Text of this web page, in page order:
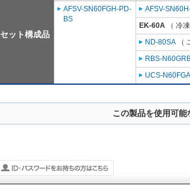
セット構成品
AFSV-SN60FGH-PD-
BS
AFSV-
EK-60A （ 冷
ND-80SA （
RBS-
UCS-
この製品を使用可能